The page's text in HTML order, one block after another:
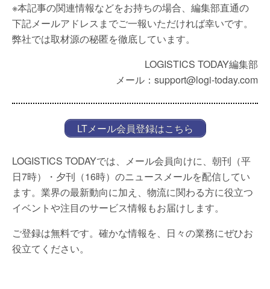
※本記事の関連情報などをお持ちの場合、編集部直通の
下記メールアドレスまでご一報いただければ幸いです。
弊社では取材源の秘匿を徹底しています。
LOGISTICS TODAY編集部
メール：support@logi-today.com
LTメール会員登録はこちら
LOGISTICS TODAYでは、メール会員向けに、朝刊（平
日7時）・夕刊（16時）のニュースメールを配信してい
ます。業界の最新動向に加え、物流に関わる方に役立つ
イベントや注目のサービス情報もお届けします。
ご登録は無料です。確かな情報を、日々の業務にぜひお
役立てください。